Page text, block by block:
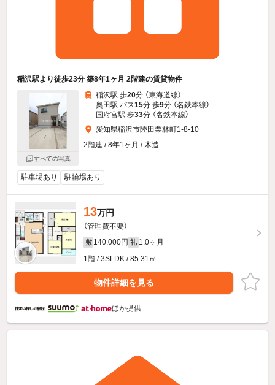
稲沢駅より徒歩23分 築8年1ヶ月 2階建の賃貸物件
すべての写真
稲沢駅 歩20分 （東海道線）
奥田駅 バス15分 歩9分 （名鉄本線）
国府宮駅 歩33分 （名鉄本線）
愛知県稲沢市陸田栗林町1-8-10
2階建 / 8年1ヶ月 / 木造
駐車場あり 駐輪場あり
13万円
（管理費不要）
敷 140,000円 礼 1.0ヶ月
1階 / 3SLDK / 85.31㎡
物件詳細を見る
ほか提供